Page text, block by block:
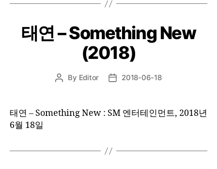
태연 – Something New
(2018)
Post
By Editor
Post2018-06-18
태연 – Something New : SM 엔터테인먼트, 2018년
6월 18일